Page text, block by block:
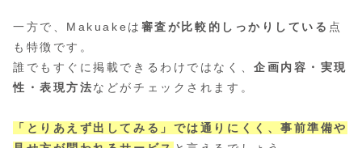
一方で、Makuakeは 審査が比較的しっかりしている 点
も特徴です。
誰でもすぐに掲載できるわけではなく、企画内容・実現
性・表現方法などがチェックされます。
「とりあえず出してみる」では通りにくく、事前準備や